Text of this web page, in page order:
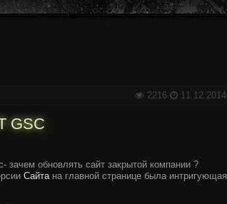
2216 11.12.2014
обновлять сайт закрытой компании ?
Сайтана главной странице была интригующая